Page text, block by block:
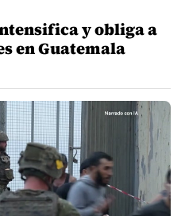
y obliga a
en Guatemala